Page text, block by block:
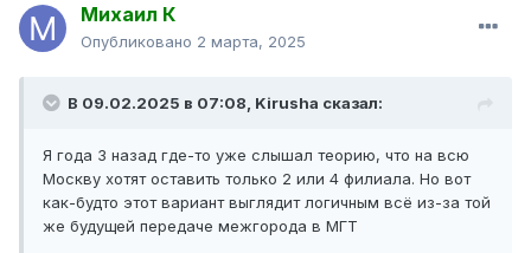
Михаил К
Опубликовано 2 марта, 2025
В 09.02.2025 в 07:08, Kirusha сказал:
Я года 3 назад где-то уже слышал теорию, что на всю
Москву хотят оставить только 2 или 4 филиала. Но вот
как-будто этот вариант выглядит логичным всё из-за той
же будущей передаче межгорода в МГТ